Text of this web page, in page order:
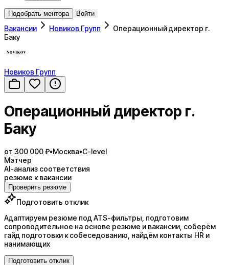
Подобрать ментора Войти
Вакансии Новиков Групп
Операционный директор г.
Баку
Новиков Групп
Операционный директор г.
Баку
от 300 000 ₽•Москва•C-level
Мэтчер
AI-анализ соответствия
резюме к вакансии
Проверить резюме
Подготовить отклик
Адаптируем резюме под ATS-фильтры, подготовим
сопроводительное на основе резюме и вакансии, соберём
гайд подготовки к собеседованию, найдём контакты HR и
нанимающих
Подготовить отклик